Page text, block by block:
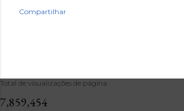
Compartilhar
Total de visualizações de página
7,859,454